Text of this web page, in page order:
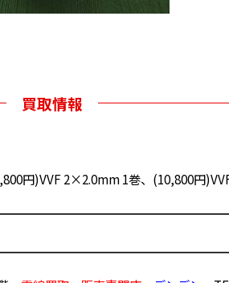
買取情報
円)VVF 2×2.0mm 1巻、(10,800円